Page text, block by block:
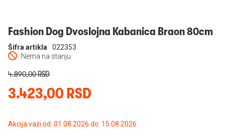
Fashion Dog Dvoslojna Kabanica Braon 80cm
Nema na stanju
Šifra artikla 022353
3.423,00 RSD
4.890,00 RSD
Akcija važi od: 01.08.2026 do: 15.08.2026